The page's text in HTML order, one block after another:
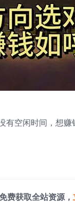
有空闲时间，想
费获取全站资源，